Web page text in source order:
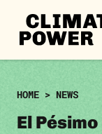
Skip to content
Skip to content
CLIMATE
POWER
HOME > NEWS
El